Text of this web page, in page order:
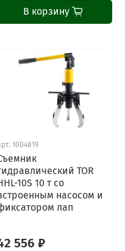
В корзину
1004819
TOR
10S 10 т со
насосом и
лап
556 ₽